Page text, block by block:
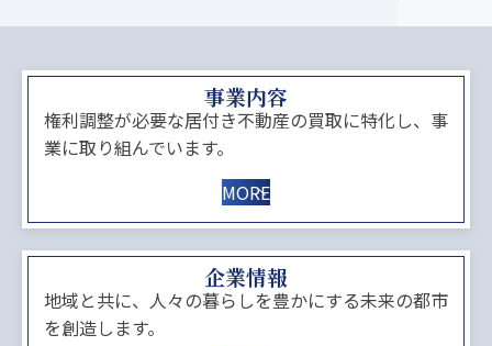
事業内容
権利調整が必要な居付き不動産の買取に特化し、事
業に取り組んでいます。
MORE
企業情報
地域と共に、人々の暮らしを豊かにする未来の都市
を創造します。